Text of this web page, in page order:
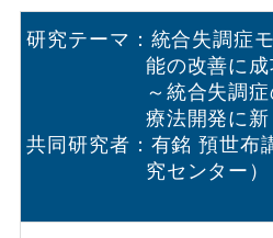
研究テーマ：統合失調症
能の改善に成
～統合失調
療法開発に
共同研究者：有銘 預世布
究センター）